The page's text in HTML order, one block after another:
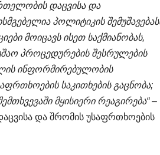
დაცვისა და
პოლიტიკის
მოიცავს ისეთ საქმიანობას,
პროცედურების შესრულების
ინფორმირებულობის
საკითხების გაცნობა;
მყისიერი რეაგირება“–
და შრომის უსაფრთხოების